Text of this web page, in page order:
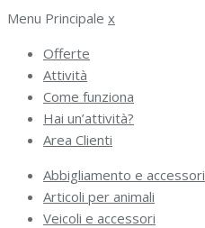
Menu Principale x
Offerte
Attività
Come funziona
Hai un’attività?
Area Clienti
Abbigliamento e accessori
Articoli per animali
Veicoli e accessori